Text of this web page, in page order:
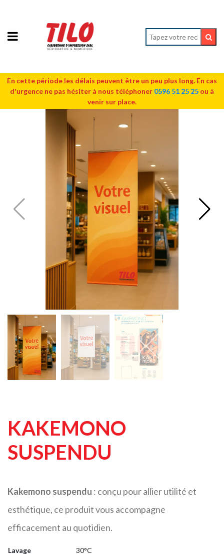
En cette période les délais peuvent être un peu plus long. En cas
d'urgence ne pas hésiter à nous téléphoner 0596 51 25 25 ou à
venir sur place.
KAKEMONO
SUSPENDU
Kakemono suspendu : conçu pour allier utilité et
esthétique, ce produit vous accompagne
efficacement au quotidien.
Lavage
30°C